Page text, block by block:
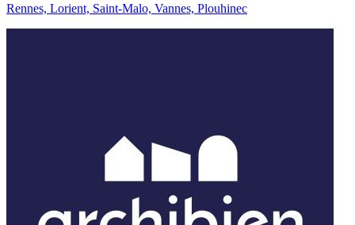
Rennes, Lorient, Saint-Malo, Vannes, Plouhinec